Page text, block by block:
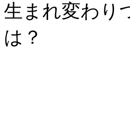
生まれ変わり
は？